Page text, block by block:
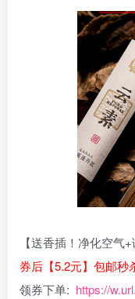
【送香插！净化空气
券后【5.2元】包邮秒
领券下单: https://